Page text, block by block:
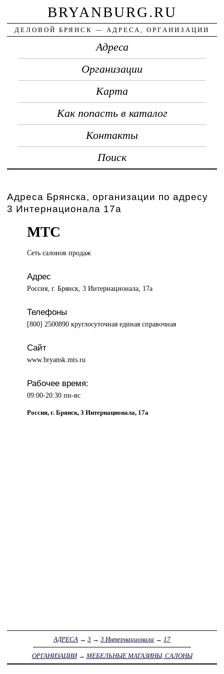
BRYANBURG.RU
ДЕЛОВОЙ БРЯНСК — АДРЕСА, ОРГАНИЗАЦИИ
Адреса
Организации
Карта
Как попасть в каталог
Контакты
Поиск
Адреса Брянска, организации по адресу
3 Интернационала 17а
МТС
Сеть салоновпродаж
Адрес
Россия, г. Брянск, 3 Интернационала, 17а
Телефоны
[800] 2500890 круглосуточная единая справочная
Сайт
www.bryansk.mts.ru
Рабочее время:
09:00-20:30 пн-вс
Россия, г. Брянск, 3 Интернационала, 17а
АДРЕСА → 3 → 3 Интернационала → 17
ОРГАНИЗАЦИИ→ МЕБЕЛЬНЫЕ МАГАЗИНЫ, САЛОНЫ